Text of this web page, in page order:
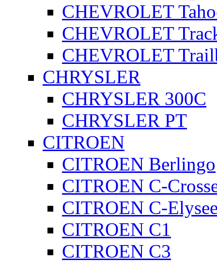
CHEVROLET
CHEVROLET
CHEVROLET
CHRYSLER
CHRYSLER 300C
CHRYSLER PT
CITROEN
CITROEN Berlingo
CITROEN C-
CITROEN C-
CITROEN C1
CITROEN C3